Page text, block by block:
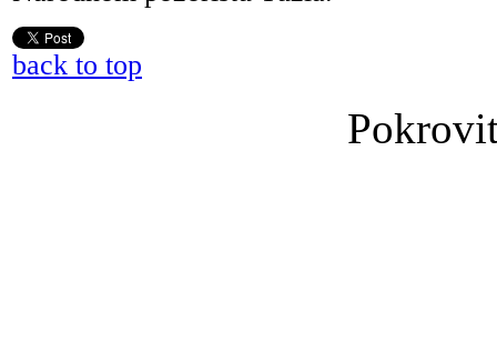
back to top